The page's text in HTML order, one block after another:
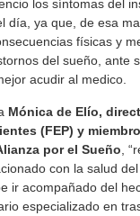
los síntomas del
día, ya que, de esa
físicas y
del sueño, ante
acudir al medico.
Mónica de Elío,
(FEP) y
por el Sueño ,
con la salud
ir acompañado del
especializado en